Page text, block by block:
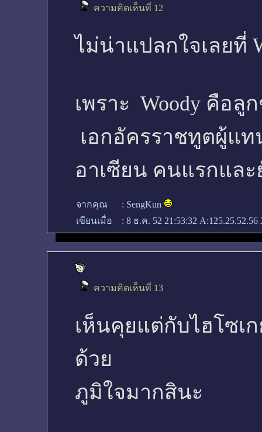
ความคิดเห็นที่ 12
ไม่น่าแปลกใจเลยที่
เพราะ Woody คือลู
เอกอัครราชทูตผู้แท
อาเซียน คนแรกแล
จากคุณ : SengKun
เขียนเมื่อ
: 8 ธ.ค. 52 21:53:32 A:125.25.52.56
ความคิดเห็นที่ 13
เห็นคุยแต่กับไฮโซเ
ด้วย
ภูมิใจมากสินะ